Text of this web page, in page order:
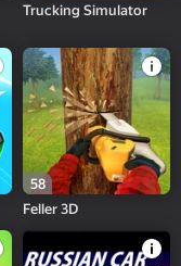
Trucking Simulator
58
Feller 3D